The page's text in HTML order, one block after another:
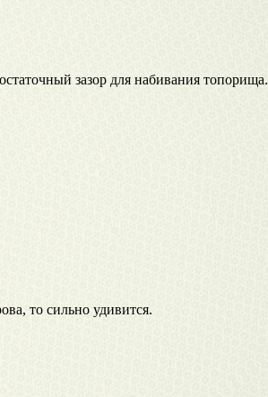
зазор для набивания топорища.
то сильно удивится.